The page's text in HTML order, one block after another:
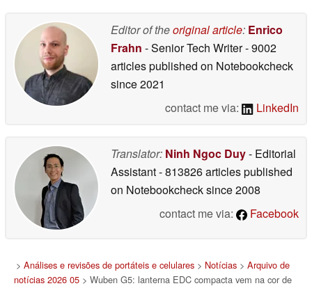
Editor of theoriginal article: Enrico
Frahn - Senior Tech Writer- 9002
articles published on Notebookcheck
since 2021
contact me via:
LinkedIn
Translator: Ninh Ngoc Duy- Editorial
Assistant- 813826 articles published
on Notebookchecksince 2008
contact me via:
Facebook
> Análises e revisões de portáteis e celulares> Notícias> Arquivo de
notícias 2026 05> Wuben G5: lanterna EDC compacta vem na cor de